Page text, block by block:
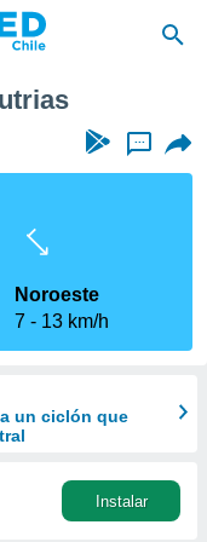
...
Noroeste
7
13 km/h
un ciclón que
Instalar